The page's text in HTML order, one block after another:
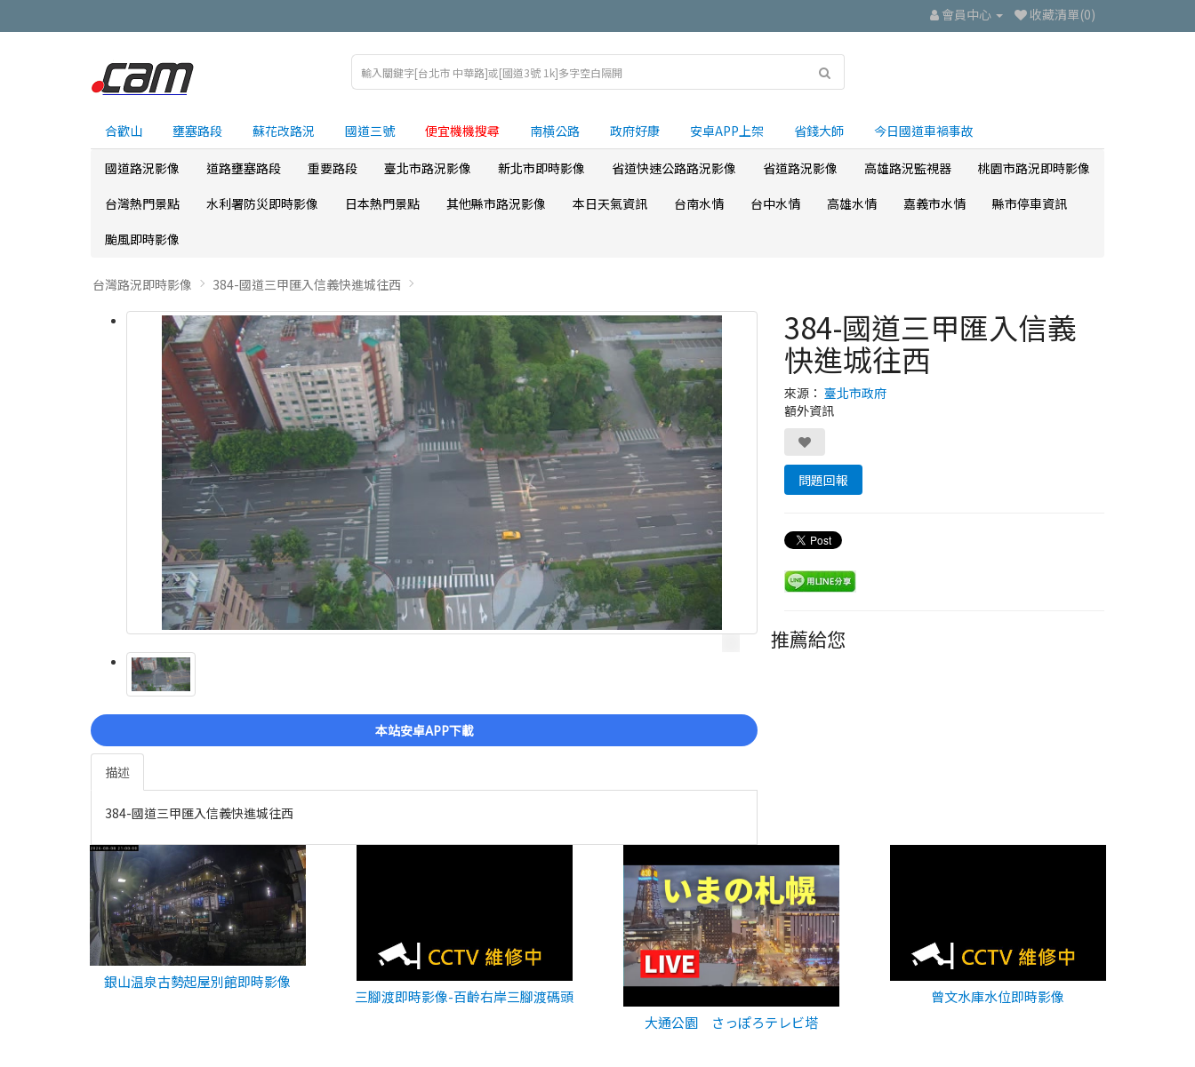
會員中心 收藏清單(0)
合歡山 壅塞路段 蘇花改路況 國道三號 便宜機機搜尋 南横公路 政府好康 安卓APP上架 省錢大師 今日國道車禍事故
國道路況影像 道路壅塞路段 重要路段 臺北市路況影像 新北市即時影像 省道快速公路路況影像 省道路況影像 高雄路況監視器
桃園市路況即時影像
台灣熱門景點
水利署防災即時影像 日本熱門景點 其他縣市路況影像 本日天氣資訊 台南水情 台中水情 高雄水情 嘉義市水情
縣市停車資訊
颱風即時影像
台灣路況即時影像 384-國道三甲匯入信義快進城往西
本站安卓APP下載
描述
384-國道三甲匯入信義快進城往西
384-國道三甲匯入信義
快進城往西
來源： 臺北市政府
額外資訊
問題回報
推薦給您
銀山温泉古勢起屋別館即時影像
三腳渡即時影像-百齡右岸三腳渡碼頭
大通公園 さっぽろテレビ塔
曾文水庫水位即時影像